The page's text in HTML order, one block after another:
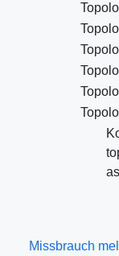
Missbrauch